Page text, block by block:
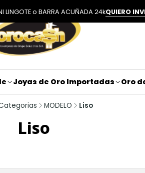
Joyas de Oro Importadas Oro
o BARRA ACUÑADA 24kQUIERO
MODELO Liso
Liso